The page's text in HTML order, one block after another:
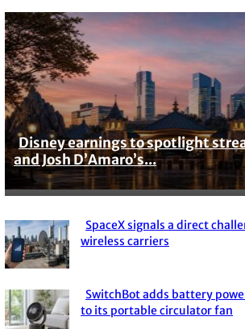
Section
Heading
Disney earnings to spotlight
and Josh D’Amaro’s...
Section
SpaceX signals a direct
wireless carriers
Section
SwitchBot adds battery
to its portable circulator fan